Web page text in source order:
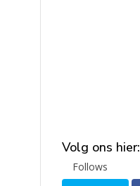
Volg ons hier:
Follows